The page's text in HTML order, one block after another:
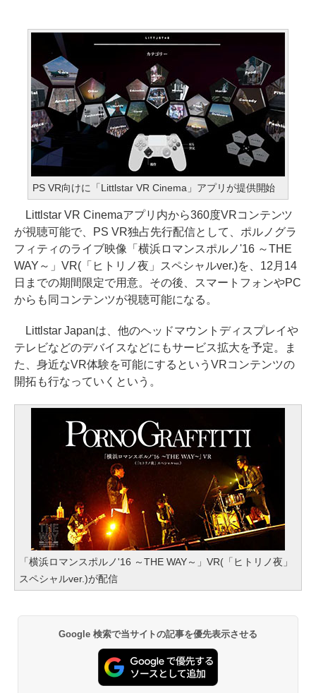
PS VR向けに「Littlstar VR Cinema」アプリが提供開始
Littlstar VR Cinemaアプリ内から360度VRコンテンツ
が視聴可能で、PS VR独占先行配信として、ポルノグラ
フィティのライブ映像「横浜ロマンスポルノ'16 ～THE
WAY～」VR(「ヒトリノ夜」スペシャルver.)を、12月14
日までの期間限定で用意。その後、スマートフォンやPC
からも同コンテンツが視聴可能になる。
Littlstar Japanは、他のヘッドマウントディスプレイや
テレビなどのデバイスなどにもサービス拡大を予定。ま
た、身近なVR体験を可能にするというVRコンテンツの
開拓も行なっていくという。
「横浜ロマンスポルノ'16 ～THE WAY～」VR(「ヒトリノ夜」
スペシャルver.)が配信
Google 検索で当サイトの記事を優先表示させる